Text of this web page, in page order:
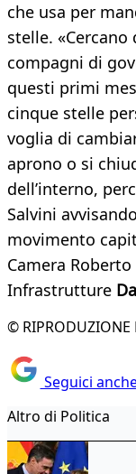
che usa per
stelle.
compagni di
questi primi
cinque stelle
voglia di
aprono o si
dell’interno,
Salvini
movimento
Camera
Infrastrutture
© RIPRODUZIONE
Seguici
Altro di Politica